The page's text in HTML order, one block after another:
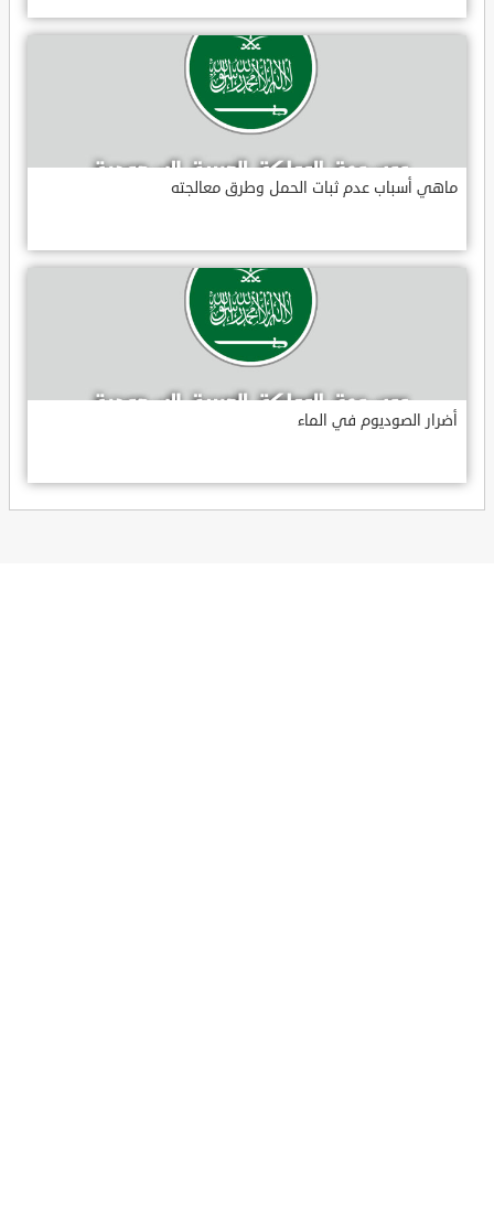
ماهي أسباب عدم ثبات الحمل وطرق معالجته
أضرار الصوديوم في الماء